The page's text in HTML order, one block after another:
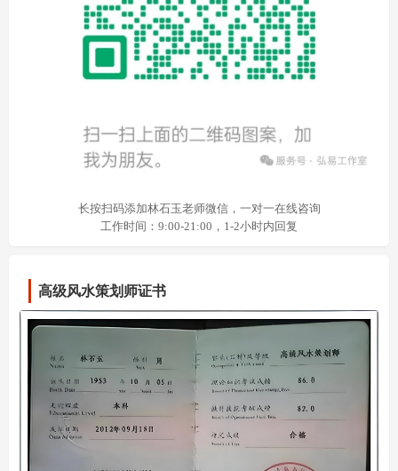
长按扫码添加林石玉老师微信，一对一在线咨询
工作时间：9:00-21:00，1-2小时内回复
高级风水策划师证书